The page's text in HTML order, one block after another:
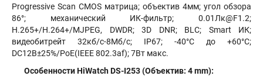
Progressive Scan CMOS матрица; объектив 4мм; угол обзора
86°; механический ИК-фильтр; 0.01Лк@F1.2;
H.265+/H.264+/MJPEG, DWDR; 3D DNR; BLC; Smart ИК;
видеобитрейт 32кб/с-8Мб/с; IP67; -40°C до +60°C;
DC12В±25%/PoE(IEEE 802.3af); 7Вт макс.
Особенности HiWatch DS-I253 (Объектив: 4 mm):